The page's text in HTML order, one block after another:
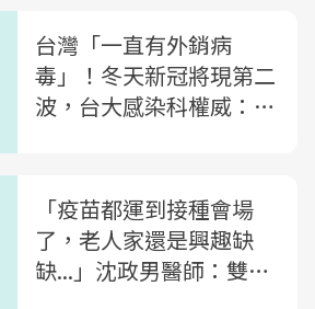
台灣「一直有外銷病
毒」！冬天新冠將現第二
波，台大感染科權威：現
「疫苗都運到接種會場
了，老人家還是興趣缺
缺...」沈政男醫師：雙北